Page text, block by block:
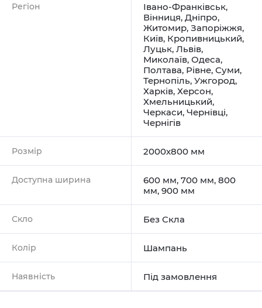
Регіон Івано-Франківськ,
Вінниця, Дніпро,
Житомир, Запоріжжя,
Київ, Кропивницький,
Луцьк, Львів,
Миколаїв, Одеса,
Полтава, Рівне, Суми,
Тернопіль, Ужгород,
Харків, Херсон,
Хмельницький,
Черкаси, Чернівці,
Чернігів
Розмір 2000x800 мм
Доступна ширина
600 мм, 700 мм, 800
мм, 900 мм
Скло Без Скла
Колір Шампань
Наявність Під замовлення